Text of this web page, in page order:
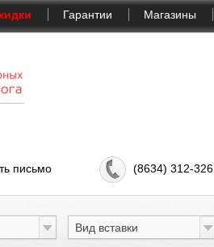
Гарантии Магазины
письмо (8634) 312-326
Вид вставки